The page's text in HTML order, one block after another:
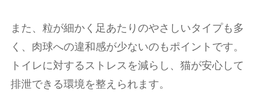
また、粒が細かく足あたりのやさしいタイプも多
く、肉球への違和感が少ないのもポイントです。
トイレに対するストレスを減らし、猫が安心して
排泄できる環境を整えられます。